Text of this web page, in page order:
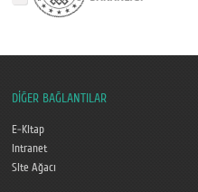
DİĞER BAĞLANTILAR
E-Kitap
Intranet
Site Ağacı